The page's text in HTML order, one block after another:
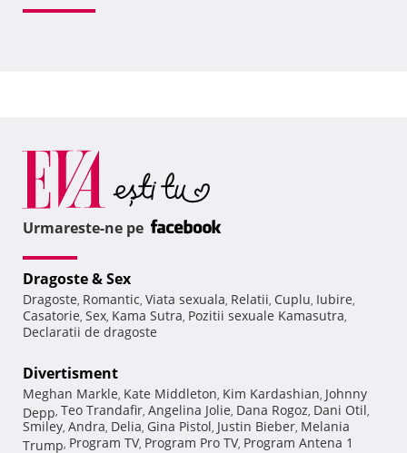
Urmareste-ne pe
Dragoste & Sex
Dragoste, Romantic, Viata sexuala, Relatii, Cuplu, Iubire,
Casatorie, Sex, Kama Sutra, Pozitii sexuale Kamasutra,
Declaratii de dragoste
Divertisment
Meghan Markle, Kate Middleton, Kim Kardashian, Johnny
Depp, Teo Trandafir, Angelina Jolie, Dana Rogoz, Dani Otil,
Smiley, Andra, Delia, Gina Pistol, Justin Bieber, Melania
Trump, Program TV, Program Pro TV, Program Antena 1